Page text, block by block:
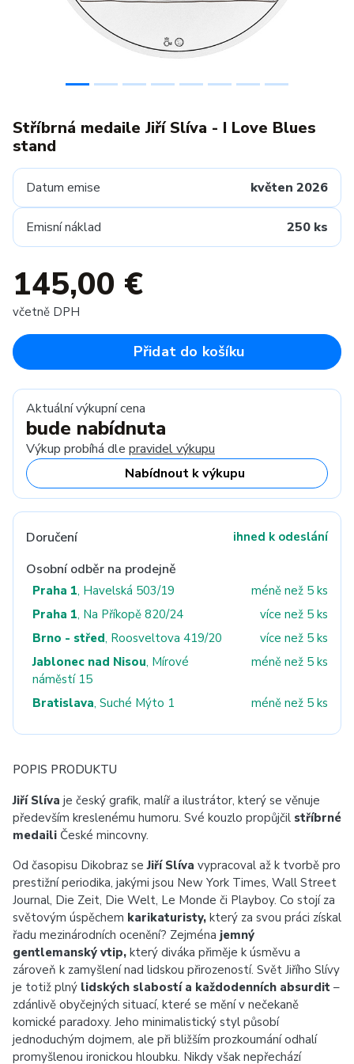
Stříbrná medaile Jiří Slíva - I Love Blues
stand
Datum emise květen 2026
Emisní náklad 250 ks
145,00 €
včetně DPH
Přidat do košíku
Aktuální výkupní cena
bude nabídnuta
Výkup probíhá dle pravidel výkupu
Nabídnout k výkupu
Doručení ihned k odeslání
Osobní odběr na prodejně
Praha 1, Havelská 503/19
méně než 5 ks
Praha 1, Na Příkopě 820/24
více než 5 ks
Brno - střed, Roosveltova 419/20
více než 5 ks
Jablonec nad Nisou, Mírové
náměstí 15
méně než 5 ks
Bratislava, Suché Mýto 1 méně než 5 ks
POPIS PRODUKTU
Jiří Slíva je český grafik, malíř a ilustrátor, který se věnuje
především kreslenému humoru. Své kouzlo propůjčil stříbrné
medaili České mincovny.
Od časopisu Dikobraz seJiří Slíva vypracoval až k tvorbě pro
prestižní periodika, jakými jsou New York Times, Wall Street
Journal, Die Zeit, Die Welt, Le Monde či Playboy. Co stojí za
světovým úspěchem karikaturisty, který za svou práci získal
řadu mezinárodních ocenění? Zejména jemný
gentlemanský vtip, který diváka přiměje k úsměvu a
zároveň k zamyšlení nad lidskou přirozeností. Svět Jiřího Slívy
je totiž plný lidských slabostí a každodenních absurdit –
zdánlivě obyčejných situací, které se mění v nečekaně
komické paradoxy. Jeho minimalistický styl působí
jednoduchým dojmem, ale při bližším prozkoumání odhalí
promyšlenou ironickou hloubku. Nikdy však nepřechází